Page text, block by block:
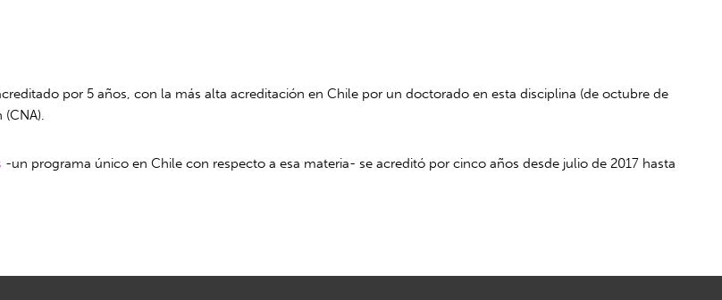
por 5 años, con la más alta acreditación en Chile por un doctorado en esta disciplina (de octubre de
-un programa único en Chile con respecto a esa materia- se acreditó por cinco años desde julio de 2017 hasta